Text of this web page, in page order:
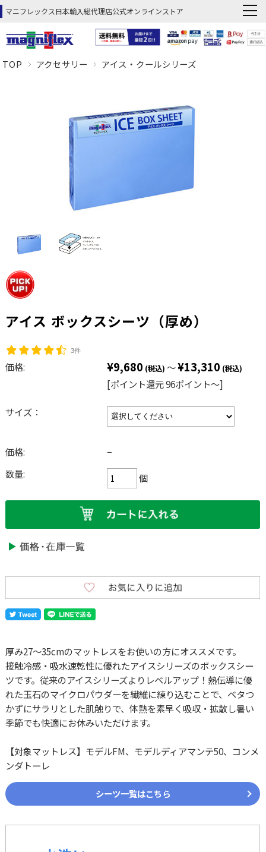
マニフレックス日本輸入総代理店公式オンラインストア
TOP アクセサリー アイス・クールシリーズ
アイス ボックスシーツ（厚め）
3件
価格: ¥9,680 (税込) ～¥13,310 (税込)
[ポイント還元 96ポイント〜]
サイズ：
価格:
−
数量:
個
厚み27〜35cmのマットレスをお使いの方にオススメです。
接触冷感・吸水速乾性に優れたアイスシリーズのボックスシー
ツです。従来のアイスシリーズよりレベルアップ！熱伝導に優
れた玉石のマイクロパウダーを繊維に練り込むことで、ベタつ
かずにサラリとした肌触りで、体熱を素早く吸収・拡散し暑い
季節でも快適にお休みいただけます。
【対象マットレス】モデルFM、モデルディアマンテ50、コンメ
ンダトーレ
シーツ一覧はこちら